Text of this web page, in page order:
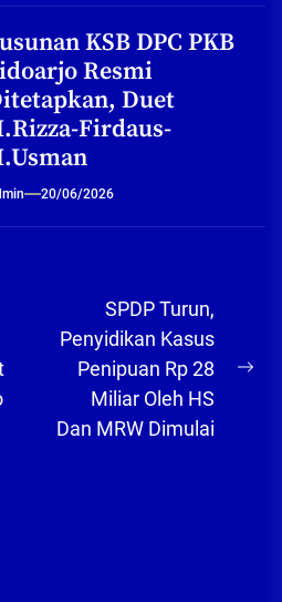
KSB DPC PKB
Resmi
Duet
Firdaus-
20/06/2026
SPDP Turun,
Penyidikan Kasus
Penipuan Rp 28
Miliar Oleh HS
Dan MRW Dimulai